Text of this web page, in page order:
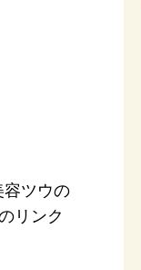
容ツウの
リンク